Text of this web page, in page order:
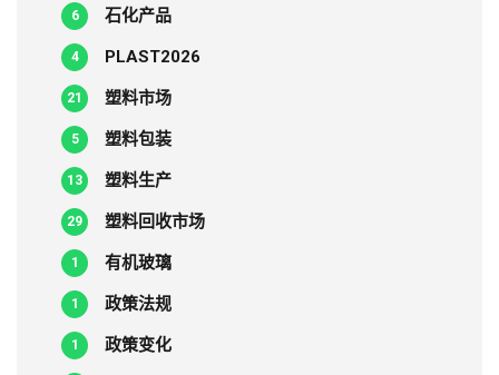
石化产品
6
PLAST2026
4
塑料市场
21
塑料包装
5
塑料生产
13
塑料回收市场
29
有机玻璃
1
政策法规
1
政策变化
1